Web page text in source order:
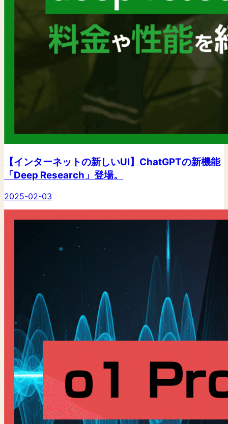
【インターネットの新しいUI】ChatGPTの新機能
「Deep Research」登場。
2025-02-03